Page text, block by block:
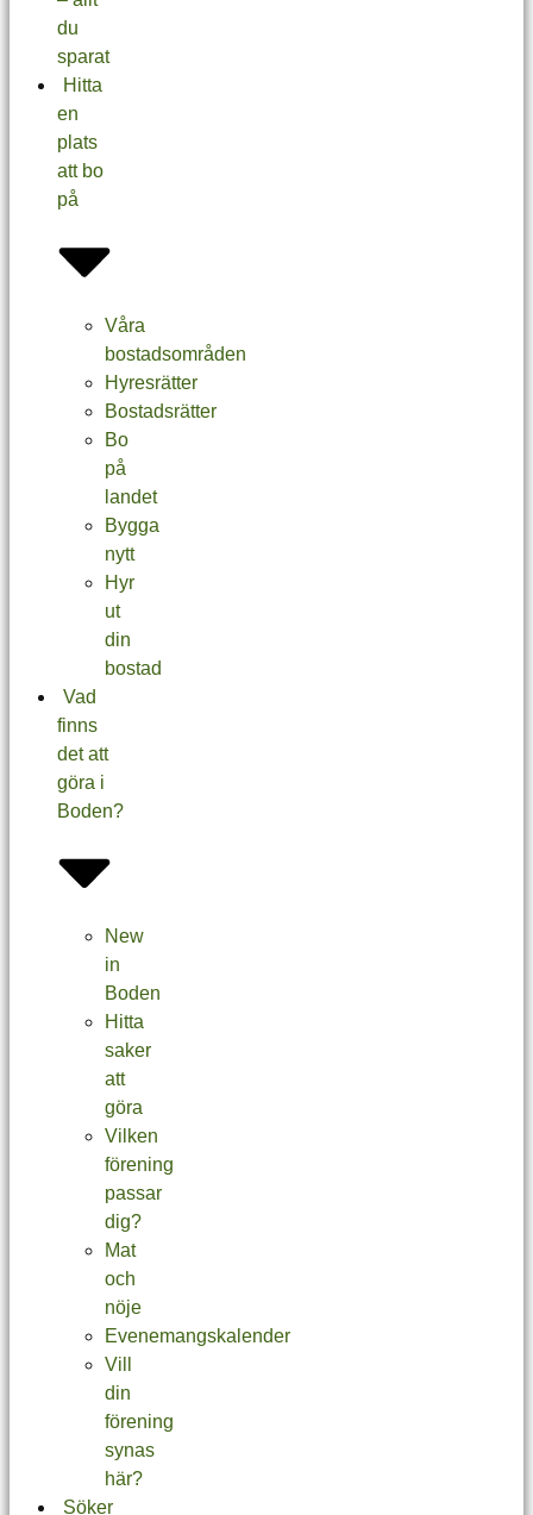
du
sparat
Hitta
en
plats
att bo
på
Våra
bostadsområden
Hyresrätter
Bostadsrätter
Bo
på
landet
Bygga
nytt
Hyr
ut
din
bostad
Vad
finns
det att
göra i
Boden?
New
in
Boden
Hitta
saker
att
göra
Vilken
förening
passar
dig?
Mat
och
nöje
Evenemangskalender
Vill
din
förening
synas
här?
Söker